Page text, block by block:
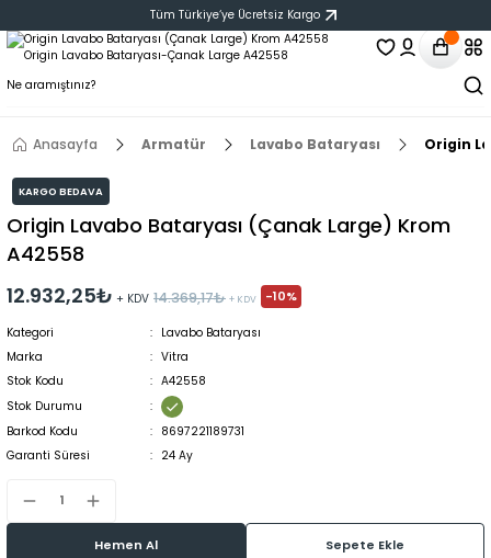
Tüm Türkiye‘ye Ücretsiz Kargo
Anasayfa Armatür Lavabo Bataryası Origin
KARGO BEDAVA
Origin Lavabo Bataryası (Çanak Large) Krom
A42558
12.932,25₺ + KDV 14.369,17₺ + KDV -10%
Kategori
Lavabo Bataryası
Marka
Vitra
Stok Kodu
A42558
Stok Durumu
Barkod Kodu
8697221189731
Garanti Süresi
24 Ay
Hemen Al Sepete Ekle